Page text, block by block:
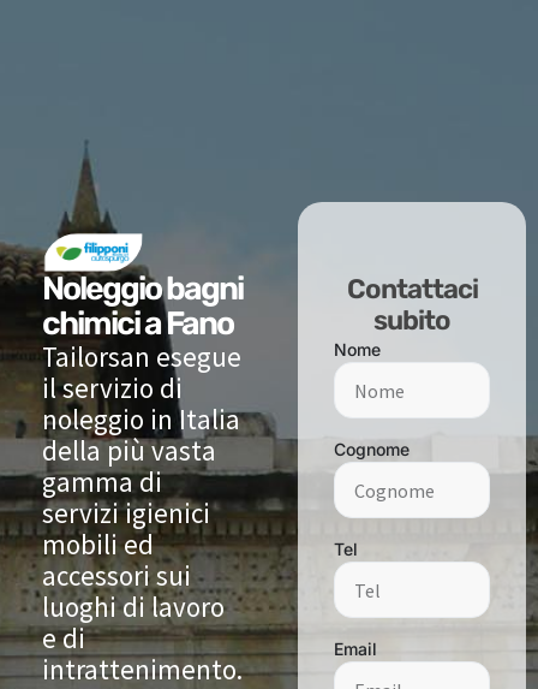
Noleggio bagni
chimici a Fano
Tailorsan esegue
il servizio di
noleggio in Italia
della più vasta
gamma di
servizi igienici
mobili ed
accessori sui
luoghi di lavoro
e di
intrattenimento.
Contattaci
subito
Nome
Cognome
Tel
Email